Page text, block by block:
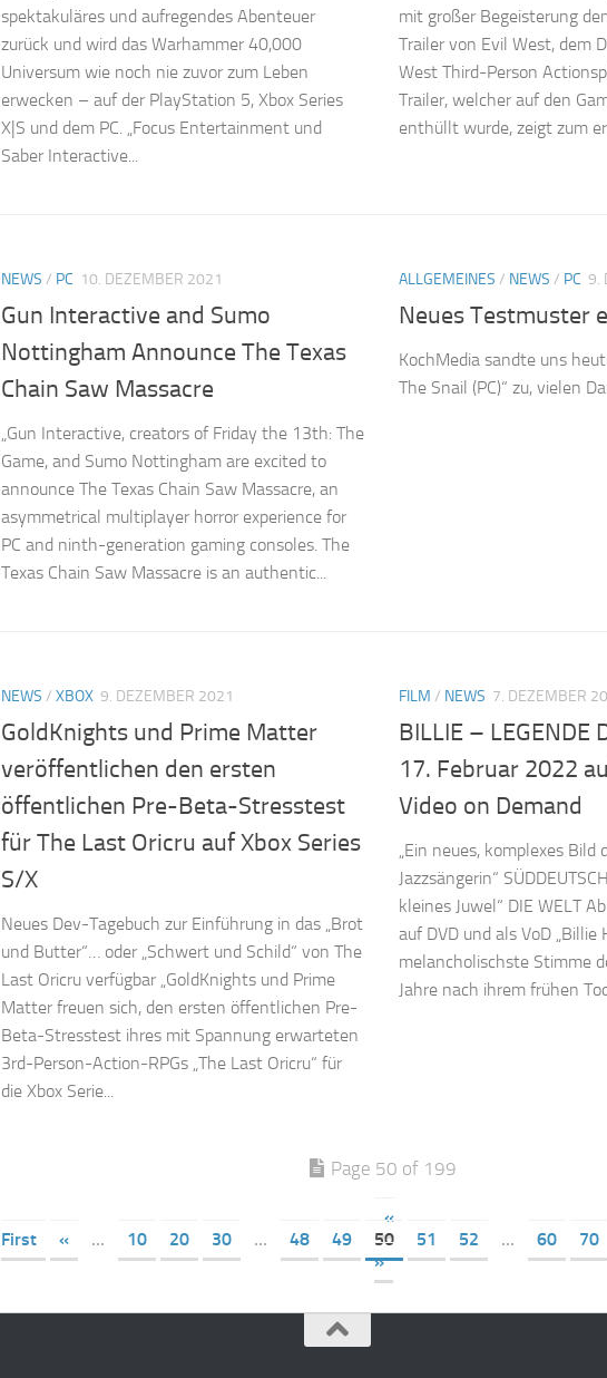
spektakuläres und aufregendes Abenteuer
zurück und wird das Warhammer 40,000
Universum wie noch nie zuvor zum Leben
erwecken – auf der PlayStation 5, Xbox Series
X|S und dem PC. „Focus Entertainment und
Saber Interactive...
mit großer Begeisterung
Trailer von Evil West, dem
West Third-Person
Trailer, welcher auf den
enthüllt wurde, zeigt zum
NEWS / PC 10. DEZEMBER 2021
Gun Interactive and Sumo
Nottingham Announce The Texas
Chain Saw Massacre
„Gun Interactive, creators of Friday the 13th: The
Game, and Sumo Nottingham are excited to
announce The Texas Chain Saw Massacre, an
asymmetrical multiplayer horror experience for
PC and ninth-generation gaming consoles. The
Texas Chain Saw Massacre is an authentic...
ALLGEMEINES / NEWS / PC 9.
Neues Testmuster
KochMedia sandte uns
The Snail (PC)“ zu, vielen
NEWS / XBOX 9. DEZEMBER 2021
GoldKnights und Prime Matter
veröffentlichen den ersten
öffentlichen Pre-Beta-Stresstest
für The Last Oricru auf Xbox Series
S/X
Neues Dev-Tagebuch zur Einführung in das „Brot
und Butter“… oder „Schwert und Schild“ von The
Last Oricru verfügbar „GoldKnights und Prime
Matter freuen sich, den ersten öffentlichen Pre-
Beta-Stresstest ihres mit Spannung erwarteten
3rd-Person-Action-RPGs „The Last Oricru“ für
die Xbox Serie...
FILM / NEWS 7. DEZEMBER
BILLIE – LEGENDE
17. Februar 2022
Video on Demand
„Ein neues, komplexes Bild
Jazzsängerin“
kleines Juwel“ DIE WELT
auf DVD und als VoD „Billie
melancholischste Stimme
Jahre nach ihrem frühen
Page 50 of 199
«
First
« ... 10 20 30 ... 48 49 50 51 52 ... 60 70
»